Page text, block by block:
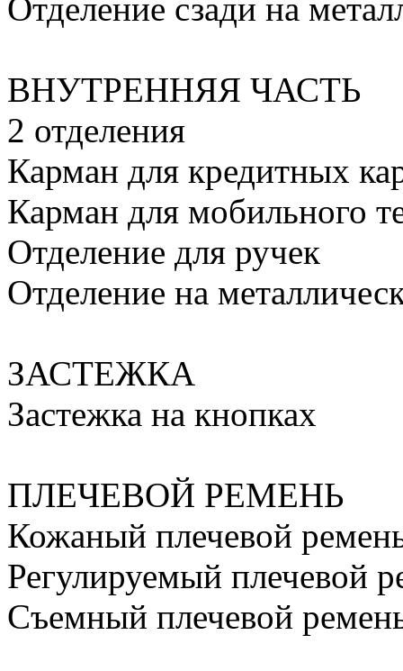
Отделение сзади на
ВНУТРЕННЯЯ ЧАСТЬ
2 отделения
Карман для кредитных
Карман для мобильного
Отделение для ручек
Отделение на
ЗАСТЕЖКА
Застежка на кнопках
ПЛЕЧЕВОЙ РЕМЕНЬ
Кожаный плечевой
Регулируемый плечевой
Съемный плечевой